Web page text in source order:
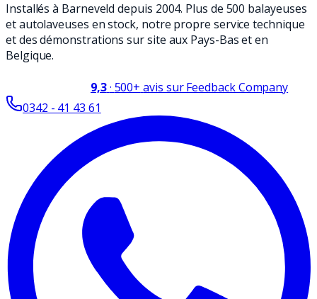
Installés à Barneveld depuis 2004. Plus de 500 balayeuses
et autolaveuses en stock, notre propre service technique
et des démonstrations sur site aux Pays-Bas et en
Belgique.
9,3· 500+ avis sur Feedback Company
0342 - 41 43 61